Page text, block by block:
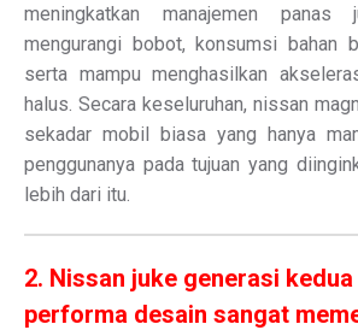
meningkatkan manajemen panas
mengurangi bobot, konsumsi bahan
serta mampu menghasilkan
halus. Secara keseluruhan, nissan
sekadar mobil biasa yang hanya
penggunanya pada tujuan yang
lebih dari itu.
2. Nissan juke generasi
performa desain sangat